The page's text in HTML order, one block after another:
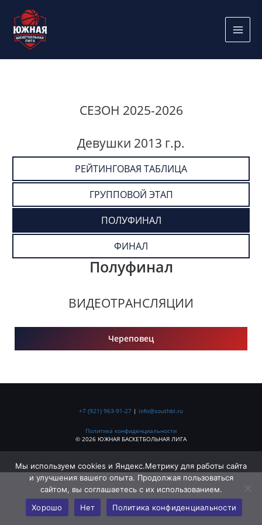
содержимому
СЕЗОН 2025-2026
Девушки 2013 г.р.
РЕЙТИНГОВАЯ ТАБЛИЦА
ГРУППОВОЙ ЭТАП
ПОЛУФИНАЛ
ФИНАЛ
Полуфинал
ВИДЕОТРАНСЛЯЦИИ
Череповец
+7 (921) 963-91-27 | info@southbl.ru
Политика конфиденциальности
© 2026 ЮЖНАЯ БАСКЕТБОЛЬНАЯ ЛИГА
Мы используем cookies и Яндекс.Метрику для работы сайта
и улучшения вашего опыта. Продолжая пользоваться
сайтом, вы соглашаетесь с их использованием.
Хорошо
Нет Политика конфиденциальности